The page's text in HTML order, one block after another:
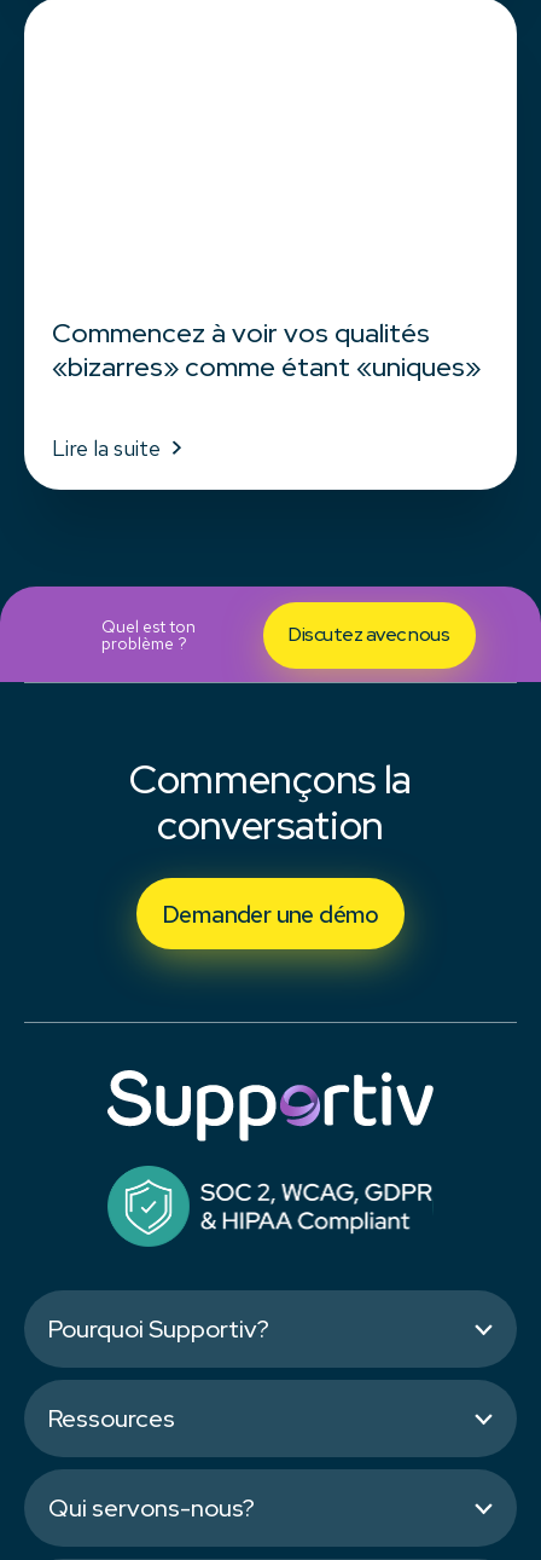
Commencez à voir vos qualités
«bizarres» comme étant «uniques»
Lire la suite
Quel est ton
problème ? Discutez avec nous
Commençons la
conversation
Demander une démo
Pourquoi Supportiv?
Ressources
Qui servons-nous?